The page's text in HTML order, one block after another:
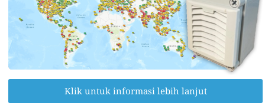
Klik untuk informasi lebih lanjut